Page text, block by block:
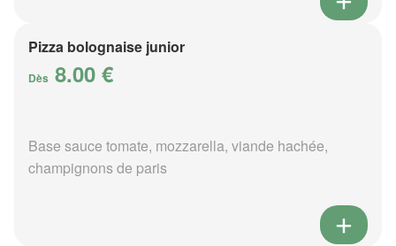
Pizza bolognaise junior
Dès 8.00 €
Base sauce tomate, mozzarella, viande hachée,
champignons de paris